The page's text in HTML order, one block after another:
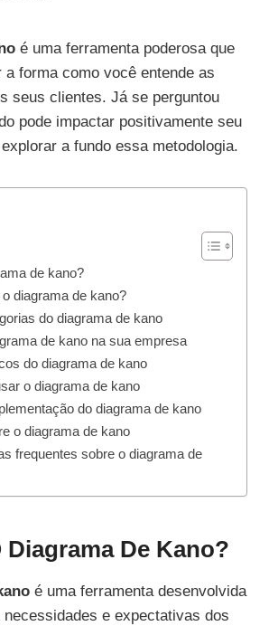
é uma ferramenta poderosa que
a forma como você entende as
seus clientes. Já se perguntou
pode impactar positivamente seu
a fundo essa metodologia.
de kano?
diagrama de kano?
do diagrama de kano
de kano na sua empresa
do diagrama de kano
o diagrama de kano
do diagrama de kano
o diagrama de kano
frequentes sobre o diagrama de
Diagrama De Kano?
é uma ferramenta desenvolvida
necessidades e expectativas dos